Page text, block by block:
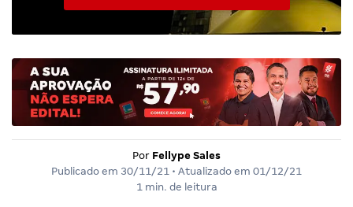
Por Fellype Sales
Publicado em 30/11/21 • Atualizado em 01/12/21
1 min. de leitura